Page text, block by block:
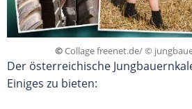
©Collage freenet.de/ ©
Der österreichische
Einiges zu bieten: